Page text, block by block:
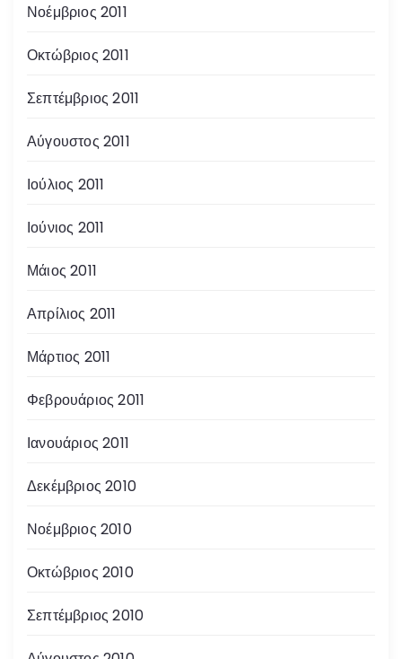
Νοέμβριος 2011
Οκτώβριος 2011
Σεπτέμβριος 2011
Αύγουστος 2011
Ιούλιος 2011
Ιούνιος 2011
Μάιος 2011
Απρίλιος 2011
Μάρτιος 2011
Φεβρουάριος 2011
Ιανουάριος 2011
Δεκέμβριος 2010
Νοέμβριος 2010
Οκτώβριος 2010
Σεπτέμβριος 2010